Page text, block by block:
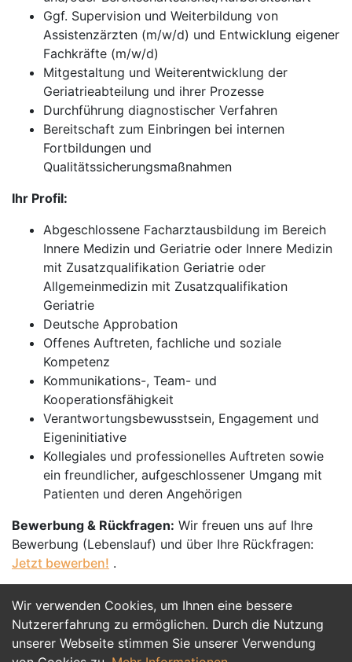
Wir verwenden Cookies, um Ihnen eine bessere
Nutzererfahrung zu ermöglichen. Durch die Nutzung
unserer Webseite stimmen Sie unserer Verwendung
Ggf. Supervision und Weiterbildung von
Assistenzärzten (m/w/d) und Entwicklung eigener
Fachkräfte (m/w/d)
Mitgestaltung und Weiterentwicklung der
Geriatrieabteilung und ihrer Prozesse
Durchführung diagnostischer Verfahren
Bereitschaft zum Einbringen bei internen
Fortbildungen und
Qualitätssicherungsmaßnahmen
Ihr Profil:
Abgeschlossene Facharztausbildung im Bereich
Innere Medizin und Geriatrie oder Innere Medizin
mit Zusatzqualifikation Geriatrie oder
Allgemeinmedizin mit Zusatzqualifikation
Geriatrie
Deutsche Approbation
Offenes Auftreten, fachliche und soziale
Kompetenz
Kommunikations-, Team- und
Kooperationsfähigkeit
Verantwortungsbewusstsein, Engagement und
Eigeninitiative
Kollegiales und professionelles Auftreten sowie
ein freundlicher, aufgeschlossener Umgang mit
Patienten und deren Angehörigen
Bewerbung & Rückfragen: Wir freuen uns auf Ihre
Bewerbung (Lebenslauf) und über Ihre Rückfragen:
Jetzt bewerben! .
Jetzt Bewerben